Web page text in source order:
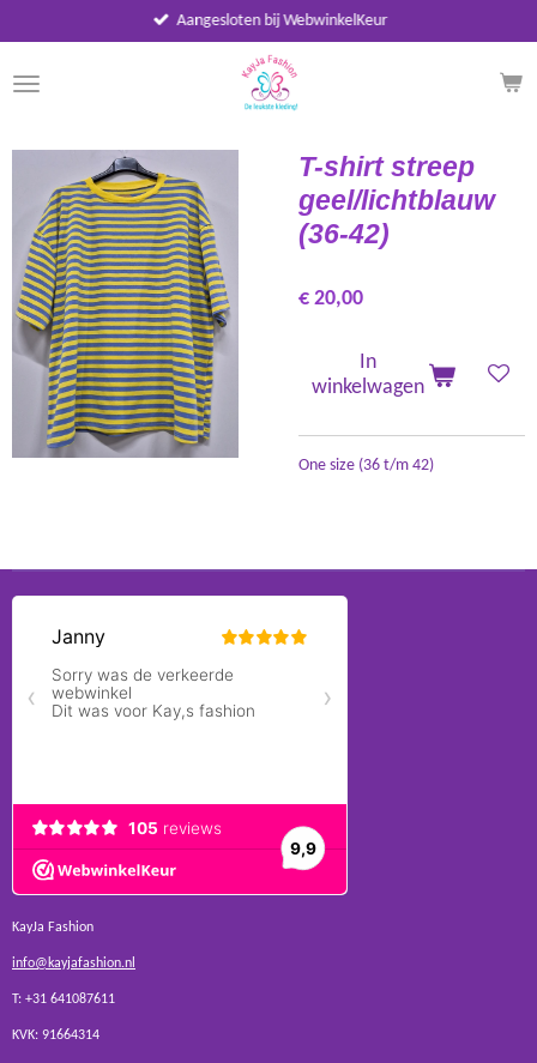
direct
naar
de
Aangesloten bij WebwinkelKeur
T-shirt streep
geel/lichtblauw
(36-42)
€ 20,00
In
winkelwagen
One size (36 t/m 42)
KayJa Fashion
info@kayjafashion.nl
T: +31 641087611
KVK: 91664314